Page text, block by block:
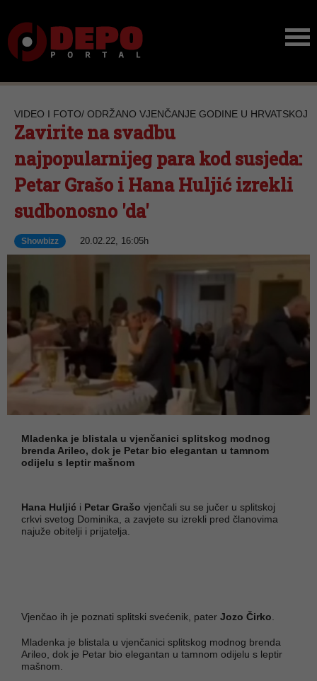
VIDEO I FOTO/ ODRŽANO VJENČANJE GODINE U HRVATSKOJ
Zavirite na svadbu
najpopularnijeg para kod susjeda:
Petar Grašo i Hana Huljić izrekli
sudbonosno 'da'
Showbizz 20.02.22, 16:05h
Mladenka je blistala u vjenčanici splitskog modnog
brenda Arileo, dok je Petar bio elegantan u tamnom
odijelu s leptir mašnom
Hana Huljić i Petar Grašo vjenčali su se jučer u splitskoj
crkvi svetog Dominika, a zavjete su izrekli pred članovima
najuže obitelji i prijatelja.
Vjenčao ih je poznati splitski svećenik, pater Jozo Čirko
Mladenka je blistala u vjenčanici splitskog modnog brenda
Arileo, dok je Petar bio elegantan u tamnom odijelu s leptir
mašnom.